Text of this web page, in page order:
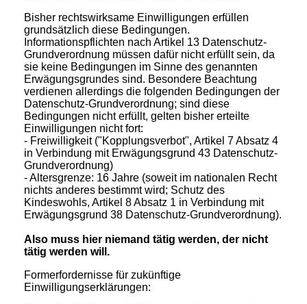
Bisher rechtswirksame Einwilligungen erfüllen
grundsätzlich diese Bedingungen.
Informationspflichten nach Artikel 13 Datenschutz-
Grundverordnung müssen dafür nicht erfüllt sein, da
sie keine Bedingungen im Sinne des genannten
Erwägungsgrundes sind. Besondere Beachtung
verdienen allerdings die folgenden Bedingungen der
Datenschutz-Grundverordnung; sind diese
Bedingungen nicht erfüllt, gelten bisher erteilte
Einwilligungen nicht fort:
- Freiwilligkeit ("Kopplungsverbot", Artikel 7 Absatz 4
in Verbindung mit Erwägungsgrund 43 Datenschutz-
Grundverordnung)
- Altersgrenze: 16 Jahre (soweit im nationalen Recht
nichts anderes bestimmt wird; Schutz des
Kindeswohls, Artikel 8 Absatz 1 in Verbindung mit
Erwägungsgrund 38 Datenschutz-Grundverordnung).
Also muss hier niemand tätig werden, der nicht
tätig werden will.
Formerfordernisse für zukünftige
Einwilligungserklärungen: